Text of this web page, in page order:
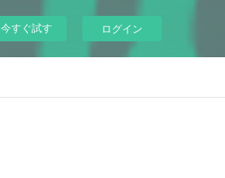
今すぐ試す ログイン